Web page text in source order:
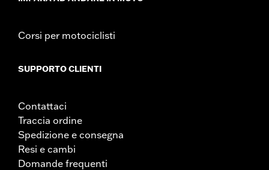
Corsi per motociclisti
SUPPORTO CLIENTI
Contattaci
Traccia ordine
Spedizione e consegna
Resi e cambi
Domande frequenti